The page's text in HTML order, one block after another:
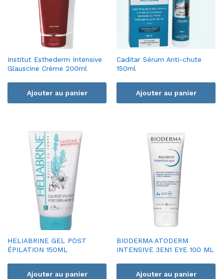
Institut Esthederm Intensive
Glauscine Crème 200ml
Ajouter au panier
Caditar Sérum Anti-chute
150ml
Ajouter au panier
HELIABRINE GEL POST
ÉPILATION 150ML
Ajouter au panier
BIODERMA ATODERM
INTENSIVE 3EN1 EYE 100 ML
Ajouter au panier